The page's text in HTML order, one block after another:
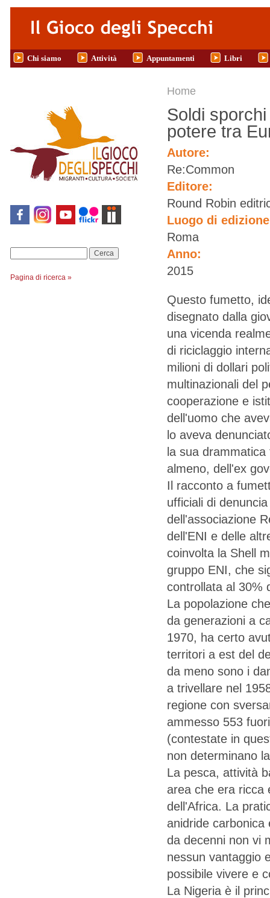
Salta al contenuto principale
Chi siamo Attività Appuntamenti Libri
Pagina di ricerca »
Tu sei qui
Home
Soldi
potere tra
Autore:
Re:Common
Editore:
Round Robin
Luogo di
Roma
Anno:
2015
Questo fumetto,
disegnato dalla
una vicenda
di riciclaggio
milioni di dollari
multinazionali del
cooperazione e
dell'uomo che
lo aveva
la sua
almeno, dell'ex
Il racconto a
ufficiali di
dell'associazione
dell'ENI e delle
coinvolta la Shell
gruppo ENI, che
controllata al 30%
La popolazione
da generazioni a
1970, ha certo
territori a est del
da meno sono i
a trivellare nel
regione con
ammesso 553
(contestate in
non determinano
La pesca, attività
area che era ricca
dell'Africa. La
anidride carbonica
da decenni non vi
nessun vantaggio
possibile vivere e
La Nigeria è il